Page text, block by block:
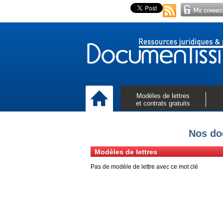
Modèles de lettres
et contrats gratuits
Nos
Modèles de lettres
Pas de modèle de lettre avec ce mot clé